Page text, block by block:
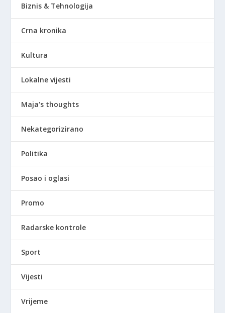
Biznis & Tehnologija
Crna kronika
Kultura
Lokalne vijesti
Maja's thoughts
Nekategorizirano
Politika
Posao i oglasi
Promo
Radarske kontrole
Sport
Vijesti
Vrijeme